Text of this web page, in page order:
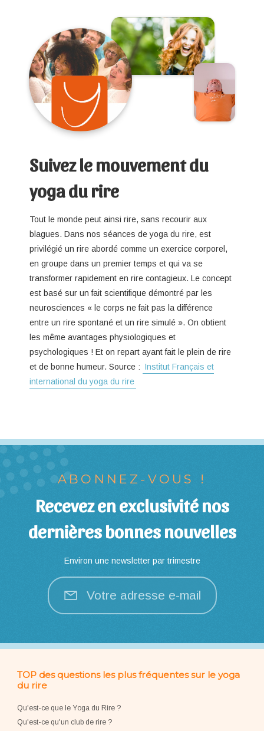
Suivez le mouvement du
yoga du rire
Tout le monde peut ainsi rire, sans recourir aux
blagues. Dans nos séances de yoga du rire, est
privilégié un rire abordé comme un exercice corporel,
en groupe dans un premier temps et qui va se
transformer rapidement en rire contagieux. Le concept
est basé sur un fait scientifique démontré par les
neurosciences « le corps ne fait pas la différence
entre un rire spontané et un rire simulé ». On obtient
les même avantages physiologiques et
psychologiques ! Et on repart ayant fait le plein de rire
et de bonne humeur. Source : Institut Français et
international du yoga du rire
ABONNEZ-VOUS !
Recevez en exclusivité nos
dernières bonnes nouvelles
Environ une newsletter par trimestre
Votre adresse e-mail
TOP des questions les plus fréquentes sur le yoga
du rire
Qu'est-ce que le Yoga du Rire ?
Qu'est-ce qu'un club de rire ?